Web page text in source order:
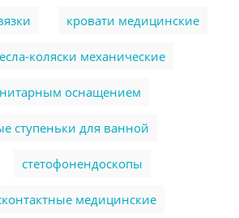
кровати медицинские
коляски механические
оснащением
ступеньки для ванной
стетофонендоскопы
медицинские